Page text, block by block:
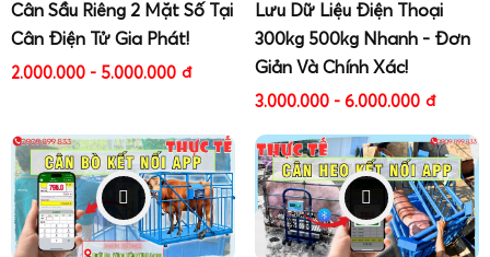
Khách hàng mua cân tiểu li - cân mini ở Cân Gia Phát
được miễn phí giao cân toàn quốc, giao nhanh tận
nơi
Cân Sầu Riêng 2 Mặt Số Tại
Cân Điện Tử Gia Phát!
2.000.000 - 5.000.000 đ
Lưu Dữ Liệu Điện Thoại
300kg 500kg Nhanh - Đơn
Giản Và Chính Xác!
3.000.000 - 6.000.000 đ